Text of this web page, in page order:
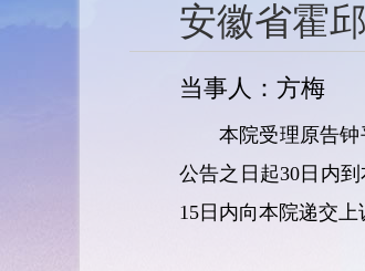
安徽省霍
当事人：方梅
本院受理原告钟
公告之日起30日内
15日内向本院递交